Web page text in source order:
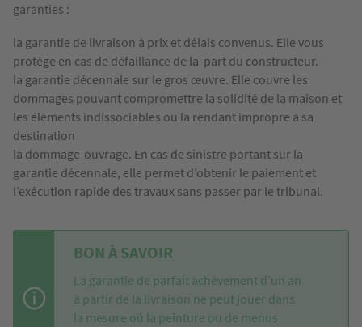
garanties :
la garantie de livraison à prix et délais convenus. Elle vous
protège en cas de défaillance de la part du constructeur.
la garantie décennale sur le gros œuvre. Elle couvre les
dommages pouvant compromettre la solidité de la maison et
les éléments indissociables ou la rendant impropre à sa
destination
la dommage-ouvrage. En cas de sinistre portant sur la
garantie décennale, elle permet d’obtenir le paiement et
l’exécution rapide des travaux sans passer par le tribunal.
BON À SAVOIR
La garantie de parfait achèvement d’un an
à partir de la livraison ne peut jouer dans
la mesure où la peinture ou de menus